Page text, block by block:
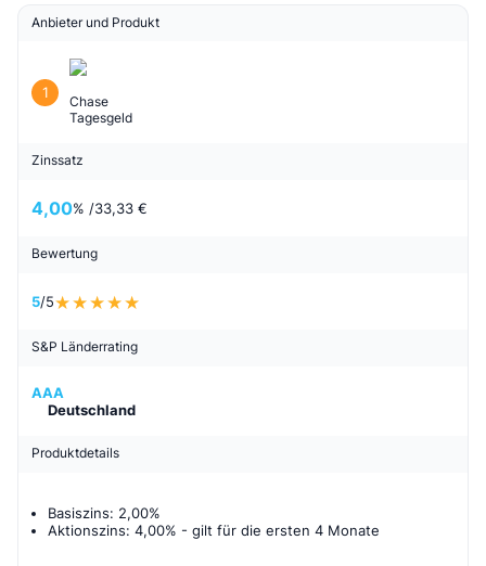
Anbieter und Produkt
1
Chase
Tagesgeld
Zinssatz
4,00% /33,33 €
Bewertung
5/5
S&P Länderrating
AAA
Deutschland
Produktdetails
Basiszins: 2,00%
Aktionszins: 4,00% - gilt für die ersten 4 Monate